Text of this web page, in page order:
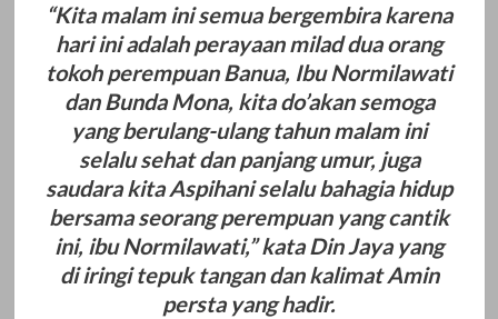
“Kita malam ini semua bergembira karena
hari ini adalah perayaan milad dua orang
tokoh perempuan Banua, Ibu Normilawati
dan Bunda Mona, kita do’akan semoga
yang berulang-ulang tahun malam ini
selalu sehat dan panjang umur, juga
saudara kita Aspihani selalu bahagia hidup
bersama seorang perempuan yang cantik
ini, ibu Normilawati,” kata Din Jaya yang
di iringi tepuk tangan dan kalimat Amin
persta yang hadir.